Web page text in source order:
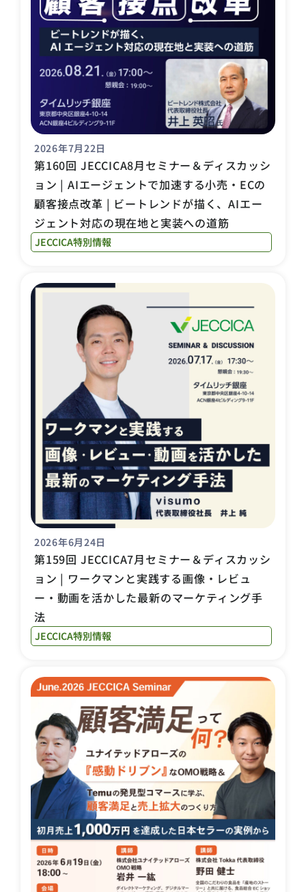
2026年7月22日
第160回 JECCICA8月セミナー＆ディスカッシ
ョン | AIエージェントで加速する小売・ECの
顧客接点改革 | ビートレンドが描く、AIエー
ジェント対応の現在地と実装への道筋
JECCICA特別情報
2026年6月24日
第159回 JECCICA7月セミナー＆ディスカッシ
ョン | ワークマンと実践する画像・レビュ
ー・動画を活かした最新のマーケティング手
法
JECCICA特別情報